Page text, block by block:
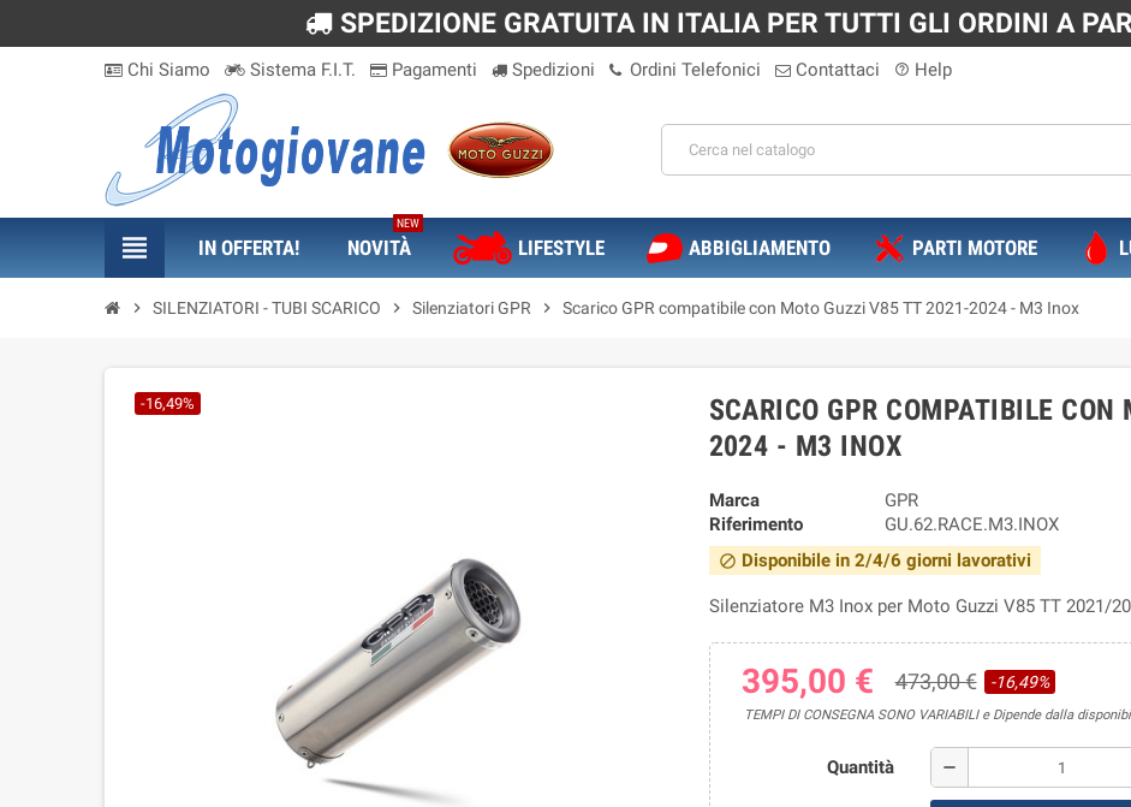
SPEDIZIONE GRATUITA IN ITALIA PER TUTTI GLI ORDINI A
Chi Siamo Sistema F.I.T. Pagamenti Spedizioni Ordini Telefonici Contattaci help_outline Help
view_headline IN OFFERTA! NOVITÀ
NEW
LIFESTYLE ABBIGLIAMENTO PARTI MOTORE
chevron_right SILENZIATORI - TUBI SCARICO chevron_right Silenziatori GPR chevron_right Scarico GPR compatibile con Moto Guzzi V85 TT 2021-2024 - M3 Inox
-16,49%
SCARICO GPR COMPATIBILE
2024 - M3 INOX
Marca
GPR
Riferimento
GU.62.RACE.M3.INOX
block Disponibile in 2/4/6 giorni lavorativi
Silenziatore M3 Inox per Moto Guzzi V85 TT 2021/
395,00 € 473,00 € -16,49%
TEMPI DI CONSEGNA SONO VARIABILI e Dipende dalla
Quantità remove